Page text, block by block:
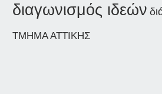
διαγωνισμός ιδεών
ΤΜΗΜΑ ΑΤΤΙΚΗΣ